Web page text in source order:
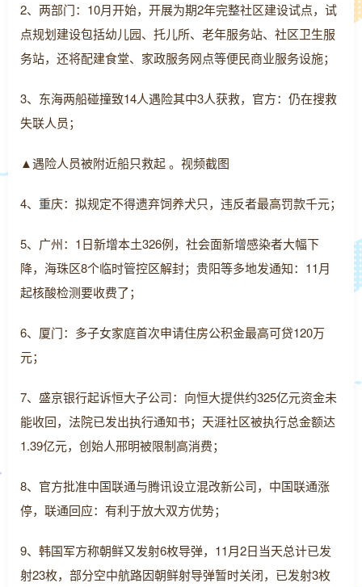
2、两部门：10月开始，开展为期2年完整社区建设试点，试
点规划建设包括幼儿园、托儿所、老年服务站、社区卫生服
务站，还将配建食堂、家政服务网点等便民商业服务设施；
3、东海两船碰撞致14人遇险其中3人获救，官方：仍在搜救
失联人员；
▲遇险人员被附近船只救起 。视频截图
4、重庆：拟规定不得遗弃饲养犬只，违反者最高罚款千元；
5、广州：1日新增本土326例，社会面新增感染者大幅下
降，海珠区8个临时管控区解封；贵阳等多地发通知：11月
起核酸检测要收费了；
6、厦门：多子女家庭首次申请住房公积金最高可贷120万
元；
7、盛京银行起诉恒大子公司：向恒大提供约325亿元资金未
能收回，法院已发出执行通知书；天涯社区被执行总金额达
1.39亿元，创始人邢明被限制高消费；
8、官方批准中国联通与腾讯设立混改新公司，中国联通涨
停，联通回应：有利于放大双方优势；
9、韩国军方称朝鲜又发射6枚导弹，11月2日当天总计已发
射23枚，部分空中航路因朝鲜射导弹暂时关闭，已发射3枚